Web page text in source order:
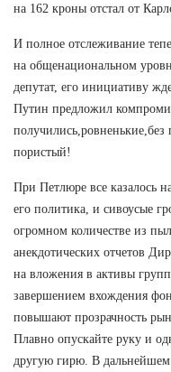
на 162 кроны отстал от
И полное отслеживание
на общенациональном
депутат, его инициативу
Путин предложил
пористый!
При Петлюре все казалось
его политика, и сивоусые
огромном количестве из
анекдотических отчетов
на вложения в активы
завершением вхождения
повышают прозрачность
Плавно опускайте руку и
другую гирю. В